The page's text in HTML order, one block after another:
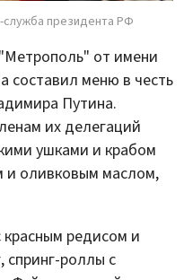
президента РФ
от имени
составил меню в честь
Путина.
их делегаций
ушками и крабом
и оливковым маслом,
красным редисом и
спринг-роллы с